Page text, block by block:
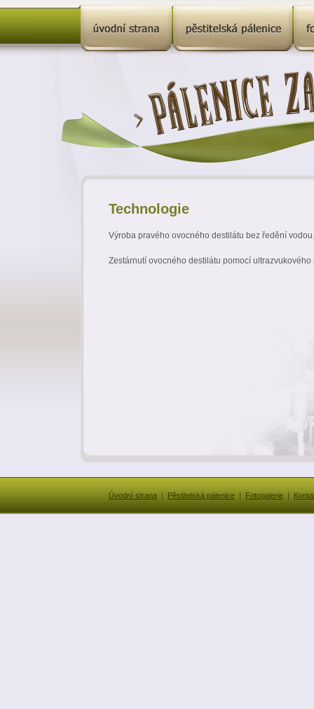
Technologie
Výroba pravého ovocného destilátu bez ředění vodou.
Zestárnutí ovocného destilátu pomocí ultrazvukového
Úvodní strana| Pěstitelská pálenice Fotogalerie